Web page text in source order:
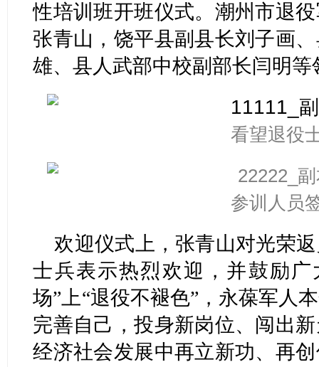
性培训班开班仪式。潮州市退
张青山，饶平县副县长刘子画
雄、县人武部中校副部长闫明
看望退役
参训人员
欢迎仪式上，张青山对光荣
士兵表示热烈欢迎，并鼓励
场”上“退役不褪色”，永葆军人
完善自己，投身新岗位、闯出
经济社会发展中再立新功、再